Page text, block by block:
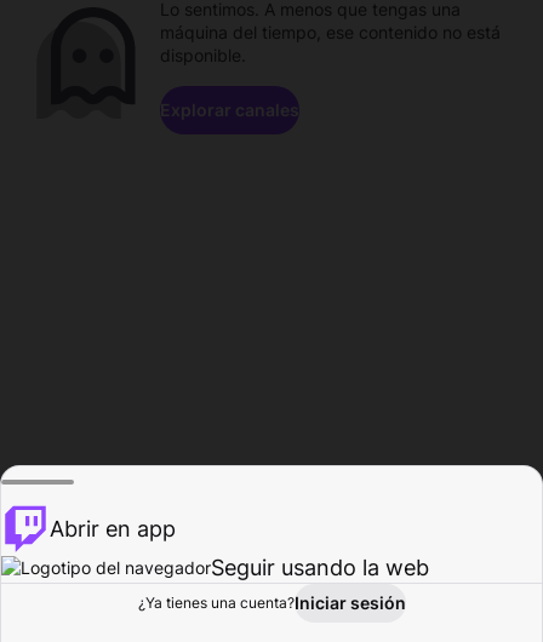
Explorar Actividad
Lo sentimos. A menos que tengas una
máquina del tiempo, ese contenido no está
disponible.
Explorar canales
Abrir en app
Seguir usando la web
¿Ya tienes una cuenta?Iniciar sesión